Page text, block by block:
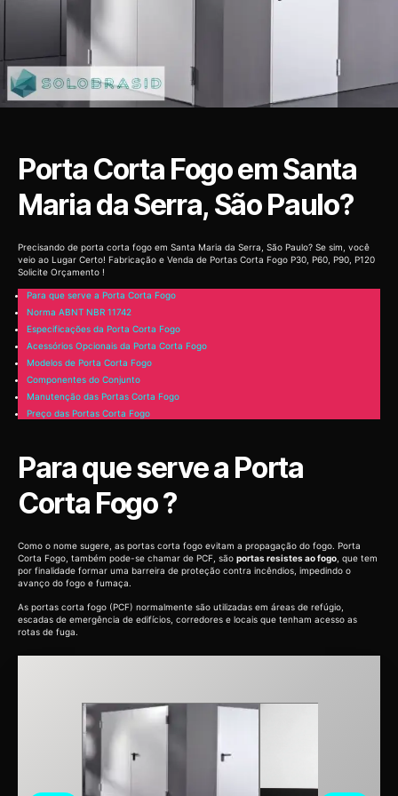
Porta Corta Fogo em Santa
Maria da Serra, São Paulo?
Precisando de porta corta fogo em Santa Maria da Serra, São Paulo? Se sim, você
veio ao Lugar Certo! Fabricação e Venda de Portas Corta Fogo P30, P60, P90, P120
Solicite Orçamento !
Para que serve a Porta Corta Fogo
Norma ABNT NBR 11742
Especificações da Porta Corta Fogo
Acessórios Opcionais da Porta Corta Fogo
Modelos de Porta Corta Fogo
Componentes do Conjunto
Manutenção das Portas Corta Fogo
Preço das Portas Corta Fogo
Para que serve a Porta
Corta Fogo ?
Como o nome sugere, as portas corta fogo evitam a propagação do fogo. Porta
Corta Fogo, também pode-se chamar de PCF, são portas resistes ao fogo , que tem
por finalidade formar uma barreira de proteção contra incêndios, impedindo o
avanço do fogo e fumaça.
As portas corta fogo (PCF) normalmente são utilizadas em áreas de refúgio,
escadas de emergência de edifícios, corredores e locais que tenham acesso as
rotas de fuga.